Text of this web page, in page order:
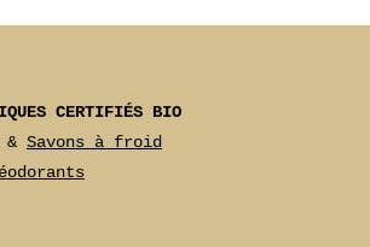
CERTIFIÉS BIO
& Savons à froid